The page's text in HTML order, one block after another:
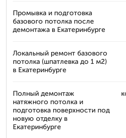
Промывка и подготовка
базового потолка после
демонтажа в Екатеринбурге
Локальный ремонт базового
потолка (шпатлевка до 1 м2)
в Екатеринбурге
Полный демонтаж
натяжного потолка и
подготовка поверхности под
новую отделку в
Екатеринбурге